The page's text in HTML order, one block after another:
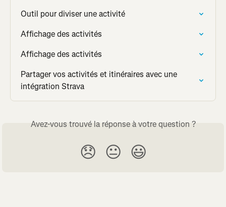
Outil pour diviser une activité
Affichage des activités
Affichage des activités
Partager vos activités et itinéraires avec une
intégration Strava
Avez-vous trouvé la réponse à votre question ?
😞 😐 😃